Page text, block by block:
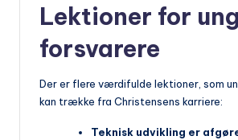
Lektioner for
forsvarere
Der er flere værdifulde lektioner, som
kan trække fra Christensens karriere:
Teknisk udvikling er